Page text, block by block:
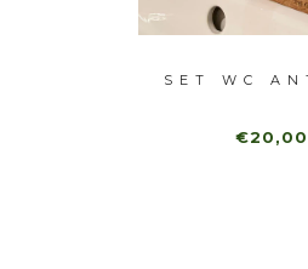
SET WC
€20,00